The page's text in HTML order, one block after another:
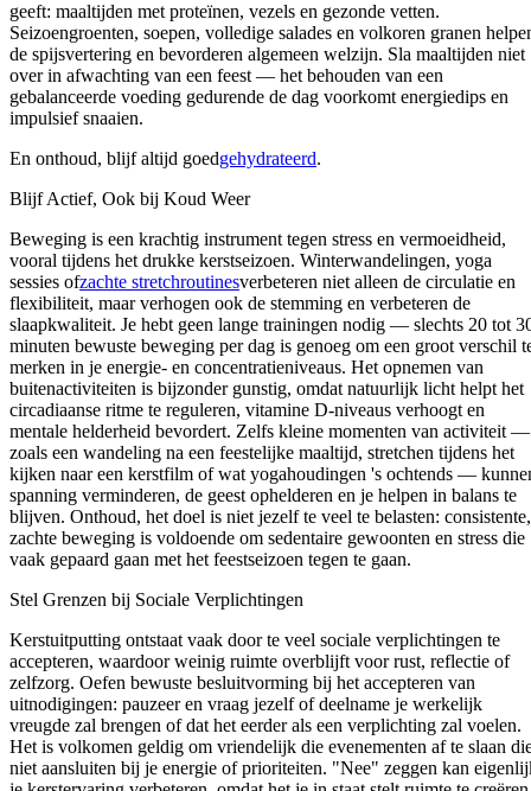
geeft: maaltijden met proteïnen, vezels en gezonde vetten.
Seizoengroenten, soepen, volledige salades en volkoren granen
de spijsvertering en bevorderen algemeen welzijn. Sla maaltijden niet
over in afwachting van een feest — het behouden van een
gebalanceerde voeding gedurende de dag voorkomt energiedips en
impulsief snaaien.
En onthoud, blijf altijd goedgehydrateerd.
Blijf Actief, Ook bij Koud Weer
Beweging is een krachtig instrument tegen stress en vermoeidheid,
vooral tijdens het drukke kerstseizoen. Winterwandelingen, yoga
sessies ofzachte stretchroutinesverbeteren niet alleen de circulatie en
flexibiliteit, maar verhogen ook de stemming en verbeteren de
slaapkwaliteit. Je hebt geen lange trainingen nodig — slechts 20 tot
minuten bewuste beweging per dag is genoeg om een groot verschil
merken in je energie- en concentratieniveaus. Het opnemen van
buitenactiviteiten is bijzonder gunstig, omdat natuurlijk licht helpt het
circadiaanse ritme te reguleren, vitamine D-niveaus verhoogt en
mentale helderheid bevordert. Zelfs kleine momenten van activiteit —
zoals een wandeling na een feestelijke maaltijd, stretchen tijdens het
kijken naar een kerstfilm of wat yogahoudingen 's ochtends —
spanning verminderen, de geest ophelderen en je helpen in balans te
blijven. Onthoud, het doel is niet jezelf te veel te belasten: consistente,
zachte beweging is voldoende om sedentaire gewoonten en stress die
vaak gepaard gaan met het feestseizoen tegen te gaan.
Stel Grenzen bij Sociale Verplichtingen
Kerstuitputting ontstaat vaak door te veel sociale verplichtingen te
accepteren, waardoor weinig ruimte overblijft voor rust, reflectie of
zelfzorg. Oefen bewuste besluitvorming bij het accepteren van
uitnodigingen: pauzeer en vraag jezelf of deelname je werkelijk
vreugde zal brengen of dat het eerder als een verplichting zal voelen.
Het is volkomen geldig om vriendelijk die evenementen af te slaan
niet aansluiten bij je energie of prioriteiten. "Nee" zeggen kan